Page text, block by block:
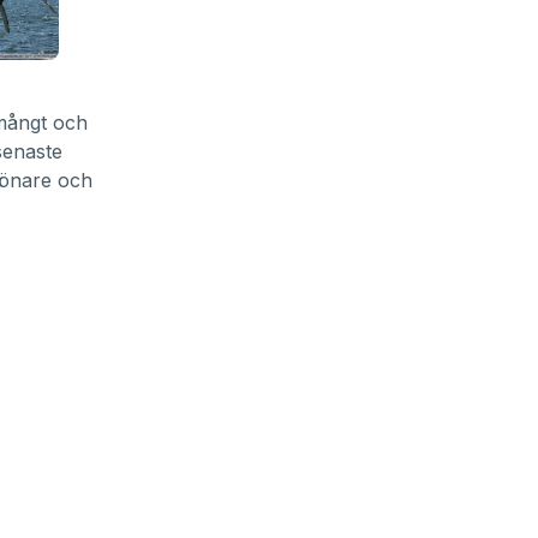
och
och